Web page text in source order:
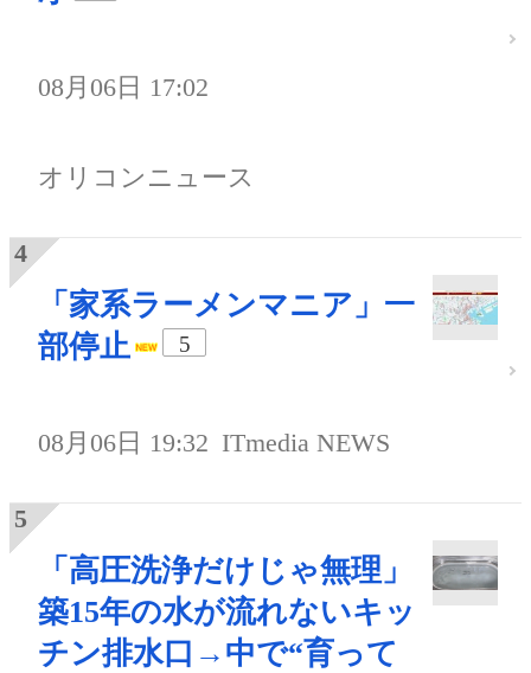
08月06日 17:02
オリコンニュース
「家系ラーメンマニア」一
部停止
5
08月06日 19:32 ITmedia NEWS
「高圧洗浄だけじゃ無理」
築15年の水が流れないキッ
チン排水口→中で“育って